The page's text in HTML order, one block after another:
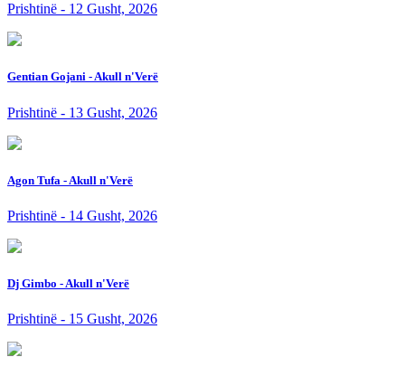
Prishtinë - 12 Gusht, 2026
Gentian Gojani - Akull n'Verë
Prishtinë - 13 Gusht, 2026
Agon Tufa - Akull n'Verë
Prishtinë - 14 Gusht, 2026
Dj Gimbo - Akull n'Verë
Prishtinë - 15 Gusht, 2026